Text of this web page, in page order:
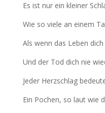
Es ist nur ein kleiner
Wie so viele an einem
Als wenn das Leben
Und der Tod dich nie
Jeder Herzschlag
Ein Pochen, so laut wie